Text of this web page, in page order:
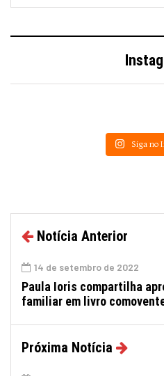
Siga no
Notícia Anterior
14 de setembro de 2022
Paula Ioris compartilha
familiar em livro
Próxima Notícia